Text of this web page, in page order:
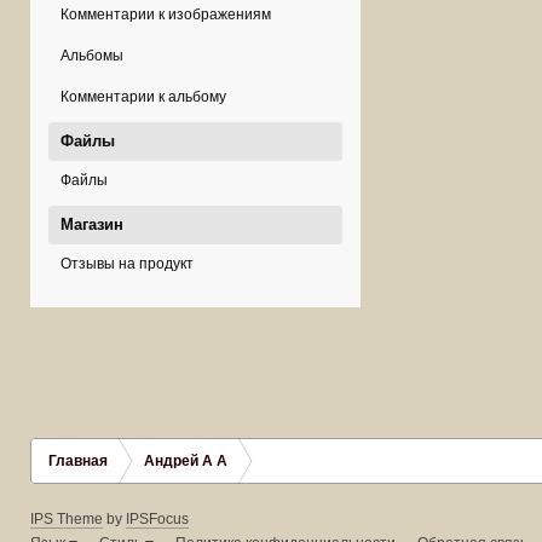
Комментарии к изображениям
Альбомы
Комментарии к альбому
Файлы
Файлы
Магазин
Отзывы на продукт
Главная Андрей A A
IPS Theme by IPSFocus